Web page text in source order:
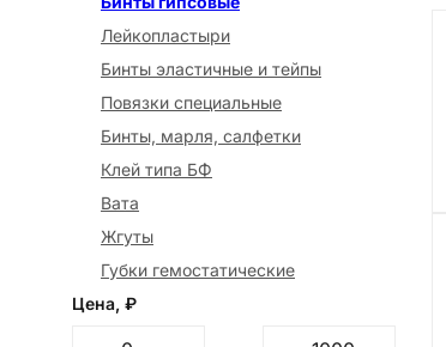
Лейкопластыри
Бинты эластичные и тейпы
Повязки специальные
Бинты, марля, салфетки
Клей типа БФ
Вата
Жгуты
Губки гемостатические
Цена, ₽